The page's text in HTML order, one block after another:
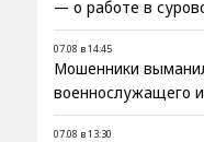
— о работе в
07.08 в 14:45
Мошенники
военнослужащего
07.08 в 13:30